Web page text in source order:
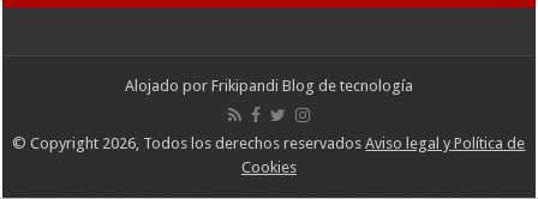
Alojado por Frikipandi Blog de tecnología
© Copyright 2026, Todos los derechos reservadosAviso legal y Política de
Cookies